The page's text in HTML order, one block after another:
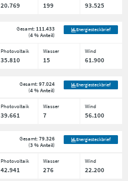
20.769 199 93.525
Gesamt: 111.433
(4 % Anteil)
Energiesteckbrief
Photovoltaik Wasser Wind
35.810 15 61.900
Gesamt:97.024
(4 % Anteil)
Energiesteckbrief
Photovoltaik Wasser Wind
39.661 7 56.100
Gesamt:79.326
(3 % Anteil)
Energiesteckbrief
Photovoltaik Wasser Wind
42.941 276 22.200